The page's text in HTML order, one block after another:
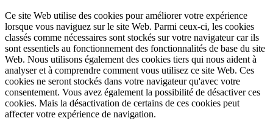
Ce site Web utilise des cookies pour améliorer votre expérience
lorsque vous naviguez sur le site Web. Parmi ceux-ci, les cookies
classés comme nécessaires sont stockés sur votre navigateur car ils
sont essentiels au fonctionnement des fonctionnalités de base du site
Web. Nous utilisons également des cookies tiers qui nous aident à
analyser et à comprendre comment vous utilisez ce site Web. Ces
cookies ne seront stockés dans votre navigateur qu'avec votre
consentement. Vous avez également la possibilité de désactiver ces
cookies. Mais la désactivation de certains de ces cookies peut
affecter votre expérience de navigation.